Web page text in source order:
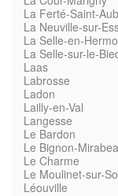
La Ferté-Saint-
La Neuville-sur-
La Selle-en-
La Selle-sur-le-
Laas
Labrosse
Ladon
Lailly-en-Val
Langesse
Le Bardon
Le Bignon-
Le Charme
Le Moulinet-sur-
Léouville